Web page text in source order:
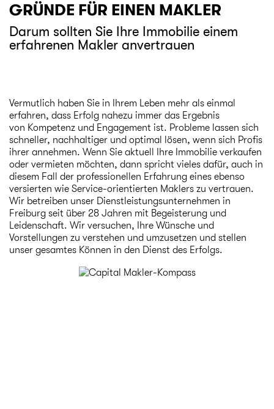
GRÜNDE FÜR EINEN MAKLER
Darum sollten Sie Ihre Immobilie einem
erfahrenen Makler anvertrauen
Vermutlich haben Sie in Ihrem Leben mehr als einmal
erfahren, dass Erfolg nahezu immer das Ergebnis
von Kompetenz und Engagement ist. Probleme lassen sich
schneller, nachhaltiger und optimal lösen, wenn sich Profis
ihrer annehmen. Wenn Sie aktuell Ihre Immobilie verkaufen
oder vermieten möchten, dann spricht vieles dafür, auch in
diesem Fall der professionellen Erfahrung eines ebenso
versierten wie Service-orientierten Maklers zu vertrauen.
Wir betreiben unser Dienstleistungsunternehmen in
Freiburg seit über 28 Jahren mit Begeisterung und
Leidenschaft. Wir versuchen, Ihre Wünsche und
Vorstellungen zu verstehen und umzusetzen und stellen
unser gesamtes Können in den Dienst des Erfolgs.